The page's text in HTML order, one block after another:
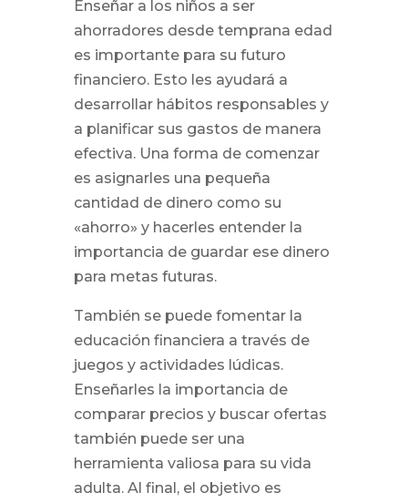
Enseñar a los niños a ser
ahorradores desde temprana edad
es importante para su futuro
financiero. Esto les ayudará a
desarrollar hábitos responsables y
a planificar sus gastos de manera
efectiva. Una forma de comenzar
es asignarles una pequeña
cantidad de dinero como su
«ahorro» y hacerles entender la
importancia de guardar ese dinero
para metas futuras.
También se puede fomentar la
educación financiera a través de
juegos y actividades lúdicas.
Enseñarles la importancia de
comparar precios y buscar ofertas
también puede ser una
herramienta valiosa para su vida
adulta. Al final, el objetivo es